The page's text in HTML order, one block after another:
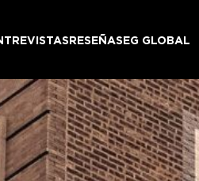
RESEÑASEG GLOBAL